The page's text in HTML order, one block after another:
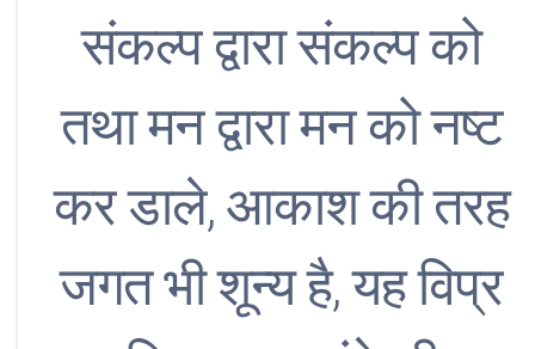
संकल्प द्वारा संकल्प को
तथा मन द्वारा मन को नष्ट
कर डाले, आकाश की तरह
जगत भी शून्य है, यह विप्र